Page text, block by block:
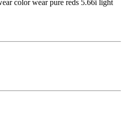
color wear pure reds 5.66i light